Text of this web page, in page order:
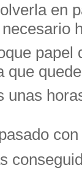
en
papel
que
unas